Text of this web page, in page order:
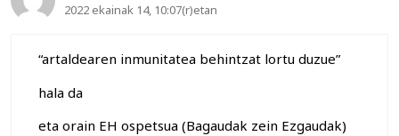
2022 ekainak 14, 10:07(r)etan
“artaldearen inmunitatea behintzat lortu duzue”
hala da
eta orain EH ospetsua (Bagaudak zein Ezgaudak)